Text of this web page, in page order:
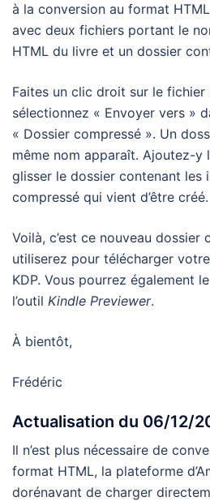
à la conversion au format
avec deux fichiers portant le
HTML du livre et un dossier
Faites un clic droit sur le fichier
sélectionnez « Envoyer vers »
« Dossier compressé ». Un
même nom apparaît. Ajoutez-y
glisser le dossier contenant les
compressé qui vient d’être créé.
Voilà, c’est ce nouveau dossier
utiliserez pour télécharger
KDP. Vous pourrez également
l’outil Kindle Previewer.
À bientôt,
Frédéric
Actualisation du 06/12/
Il n’est plus nécessaire de
format HTML, la plateforme
dorénavant de charger